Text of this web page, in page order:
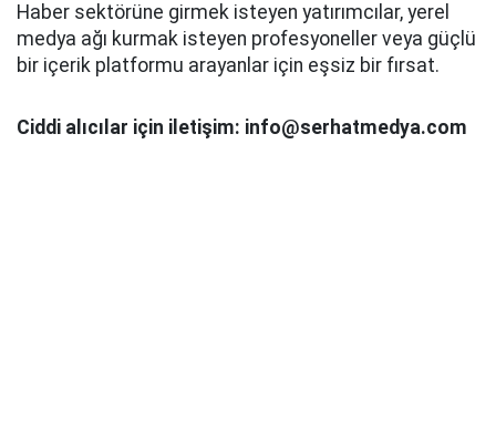
Haber sektörüne girmek isteyen yatırımcılar, yerel
medya ağı kurmak isteyen profesyoneller veya güçlü
bir içerik platformu arayanlar için eşsiz bir fırsat.
Ciddi alıcılar için iletişim: info@serhatmedya.com